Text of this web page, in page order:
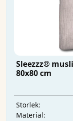
Sleezzz®
80x80 cm
Storlek:
Material: